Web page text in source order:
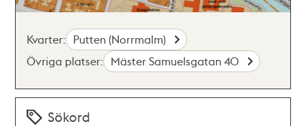
Kvarter: Putten (Norrmalm)
Övriga platser: Mäster Samuelsgatan 40
Sökord